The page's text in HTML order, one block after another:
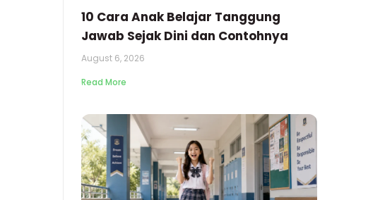
10 Cara Anak Belajar Tanggung
Jawab Sejak Dini dan Contohnya
August 6, 2026
Read More